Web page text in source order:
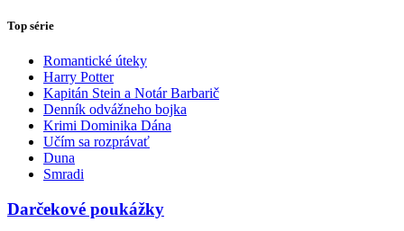
Top série
Romantické úteky
Harry Potter
Kapitán Stein a Notár Barbarič
Denník odvážneho bojka
Krimi Dominika Dána
Učím sa rozprávať
Duna
Smradi
Darčekové poukážky